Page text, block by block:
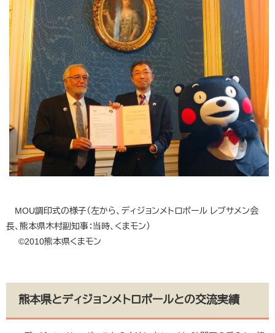
MOU調印式の様子（左から、ディジョンメトロポール レブサメン会
長、熊本県木村副知事：当時、くまモン）
©2010熊本県くまモン
熊本県とディジョンメトロポールとの交流実績